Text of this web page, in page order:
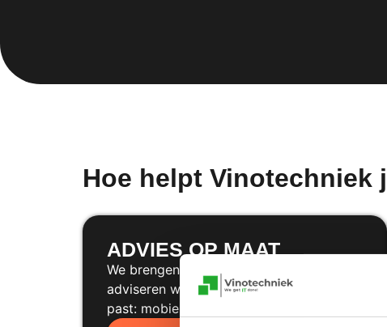
Hoe helpt Vinotechniek
ADVIES OP MAAT
We brengen jouw situatie in kaart en
adviseren welke verbinding het beste
past: mobiel (4G/5G) of glasvezel.